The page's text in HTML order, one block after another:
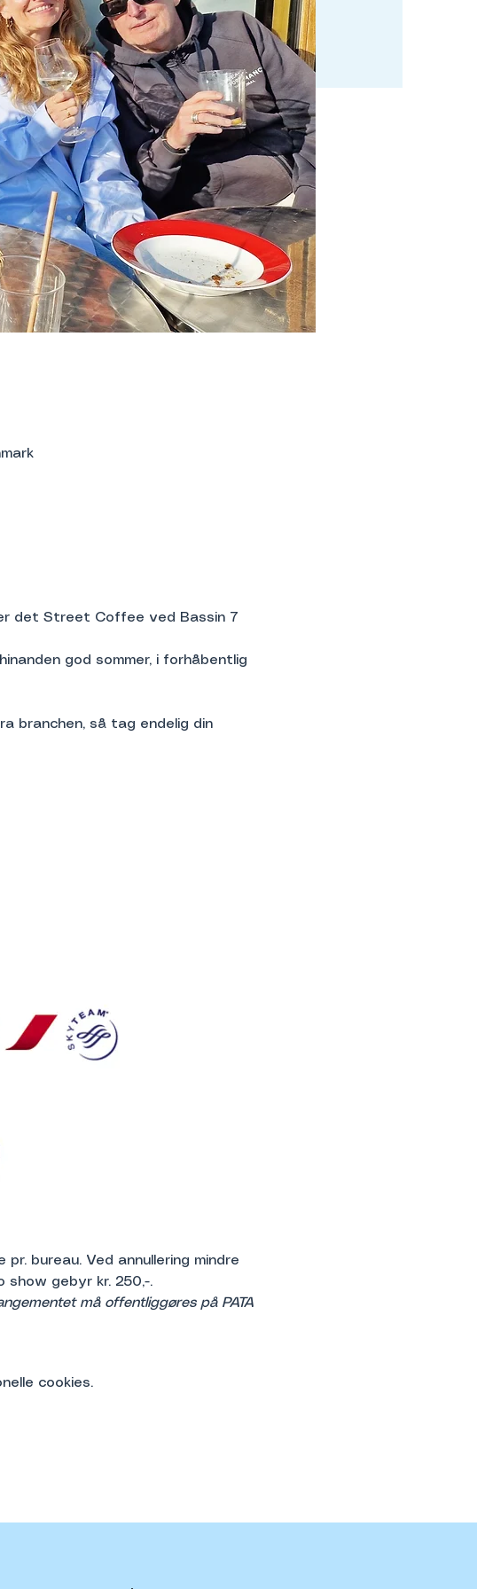
er det Street Coffee ved Bassin 7
god sommer, i forhåbentlig
branchen, så tag endelig din
bureau. Ved annullering mindre
gebyr kr. 250,-.
må offentliggøres på PATA
cookies.